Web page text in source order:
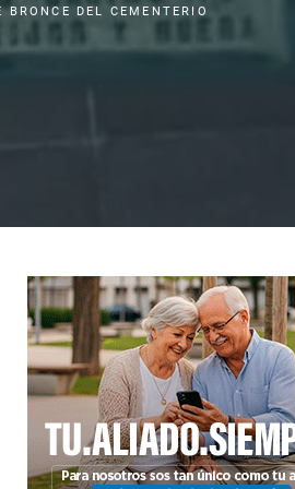
BRONCE DEL CEMENTERIO